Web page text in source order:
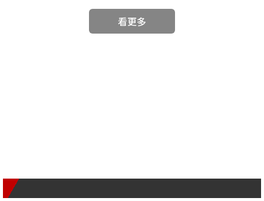
看更多
學員成就分享